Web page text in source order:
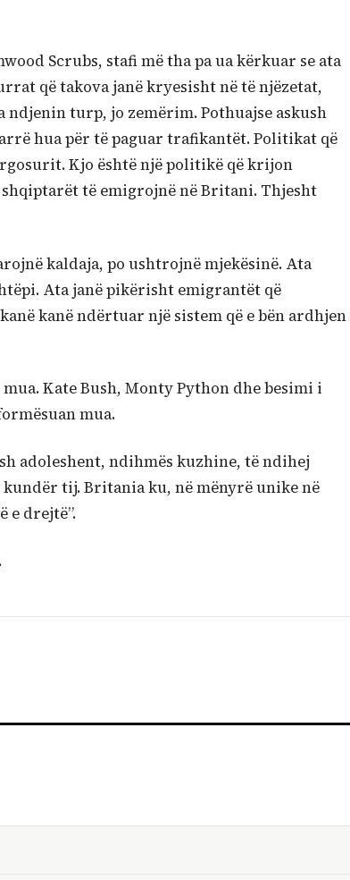
Scrubs, stafi më tha pa ua kërkuar se ata
që takova janë kryesisht në të njëzetat,
turp, jo zemërim. Pothuajse askush
hua për të paguar trafikantët. Politikat që
Kjo është një politikë që krijon
të emigrojnë në Britani. Thjesht
kaldaja, po ushtrojnë mjekësinë. Ata
Ata janë pikërisht emigrantët që
kanë ndërtuar një sistem që e bën ardhjen
Kate Bush, Monty Python dhe besimi i
mua.
adoleshent, ndihmës kuzhine, të ndihej
tij. Britania ku, në mënyrë unike në
e drejtë”.